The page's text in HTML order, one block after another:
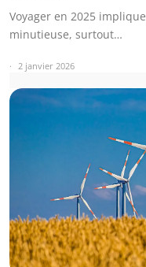
Voyager en 2025
minutieuse, surtout…
2 janvier 2026